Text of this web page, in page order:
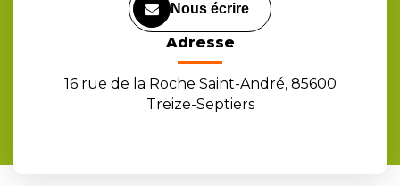
Nous écrire
Adresse
16 rue de la Roche Saint-André, 85600
Treize-Septiers